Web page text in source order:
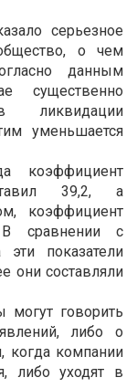
серьезное
о чем
данным
существенно
ликвидации
уменьшается
коэффициент
39,2, а
коэффициент
сравнении с
показатели
они составляли
говорить
либо о
когда компании
либо уходят в